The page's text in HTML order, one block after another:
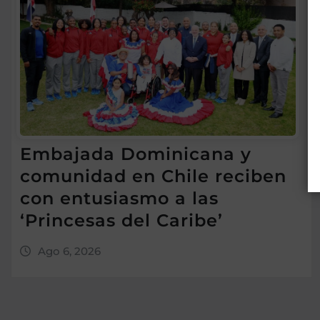
Embajada Dominicana y
comunidad en Chile reciben
con entusiasmo a las
‘Princesas del Caribe’
Ago 6, 2026